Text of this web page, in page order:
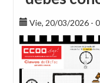
Vie, 20/03/2026 -